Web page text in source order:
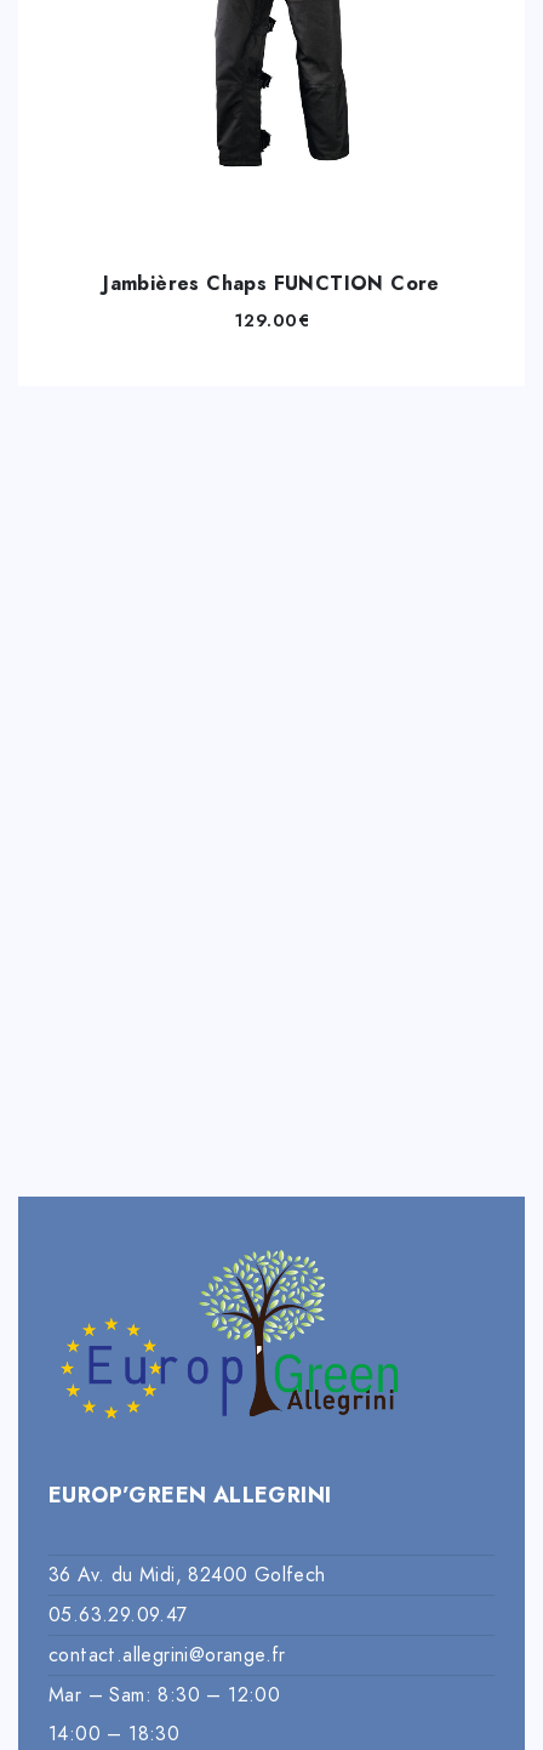
Jambières Chaps FUNCTION Core
129.00€
EUROP’GREEN ALLEGRINI
36 Av. du Midi, 82400 Golfech
05.63.29.09.47
contact.allegrini@orange.fr
Mar – Sam: 8:30 – 12:00
14:00 – 18:30